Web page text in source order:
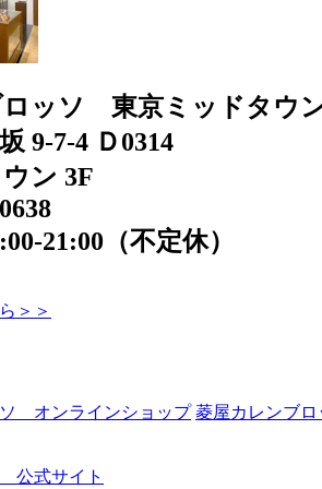
ロッソ 東京ミッドタウ
9-7-4 Ｄ0314
ン 3F
21:00（不定休）
＞＞
菱屋カレンブロ
公式サイト